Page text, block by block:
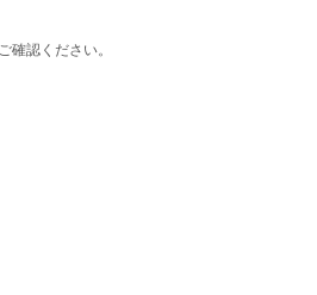
確認ください。